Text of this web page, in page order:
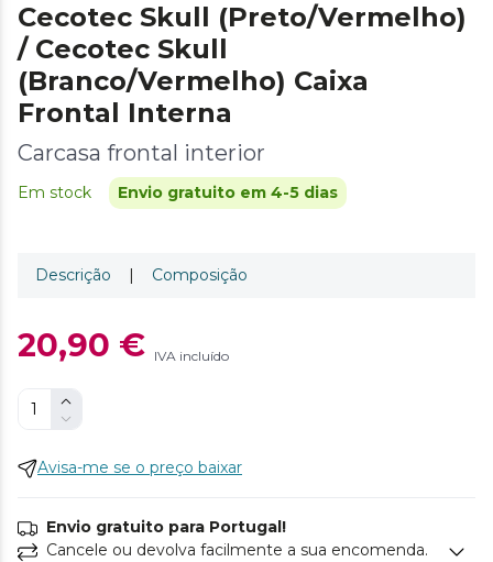
Cecotec Skull (Preto/Vermelho)
/ Cecotec Skull
(Branco/Vermelho) Caixa
Frontal Interna
Carcasa frontal interior
Em stock Envio gratuito em 4-5 dias
Descrição | Composição
20,90 € IVA incluído
Avisa-me se o preço baixar
Envio gratuito para Portugal!
Cancele ou devolva facilmente a sua encomenda.